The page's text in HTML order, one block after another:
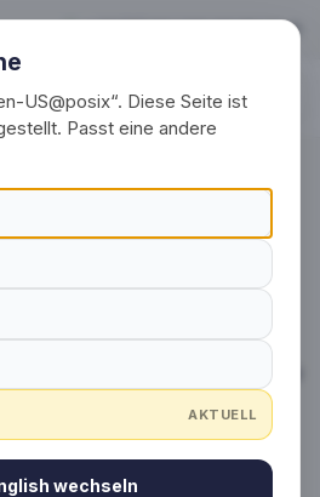
sokken,
US@posix“. Diese Seite ist
Passt eine andere
AKTUELL
wechseln
+49 (0) 30 / 20 23 68 91-0
Vraag nu aan
sokken,
of
laten maken